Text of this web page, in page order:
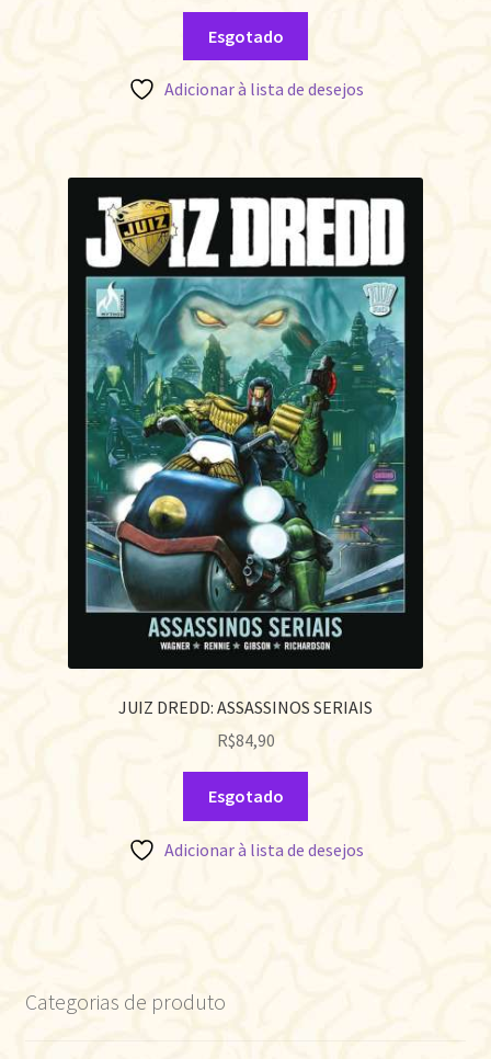
Esgotado
Adicionar à lista de desejos
JUIZ DREDD: ASSASSINOS SERIAIS
R$84,90
Esgotado
Adicionar à lista de desejos
Categorias de produto